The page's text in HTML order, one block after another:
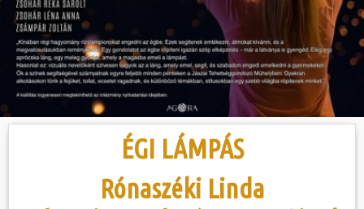
ÉGI LÁMPÁS
Rónaszéki Linda